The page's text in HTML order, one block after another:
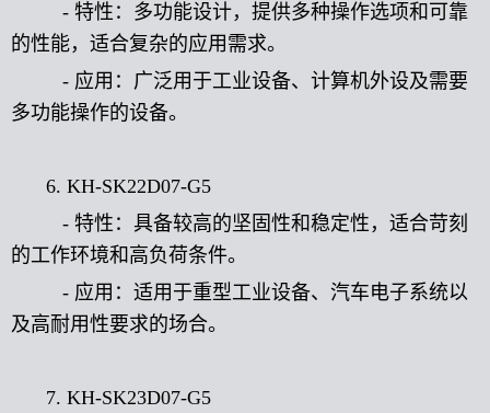
- 特性：多功能设计，提供多种操作选项和可靠
的性能，适合复杂的应用需求。
- 应用：广泛用于工业设备、计算机外设及需要
多功能操作的设备。
6. KH-SK22D07-G5
- 特性：具备较高的坚固性和稳定性，适合苛刻
的工作环境和高负荷条件。
- 应用：适用于重型工业设备、汽车电子系统以
及高耐用性要求的场合。
7. KH-SK23D07-G5